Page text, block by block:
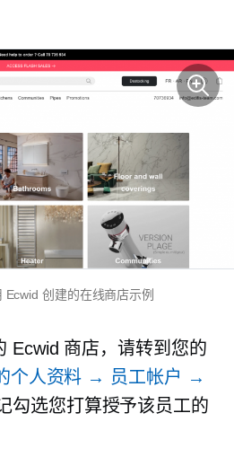
Ecwid 创建的在线商店示例
Ecwid 商店，请转到您的
个人资料 → 员工帐户 →
勾选您打算授予该员工的